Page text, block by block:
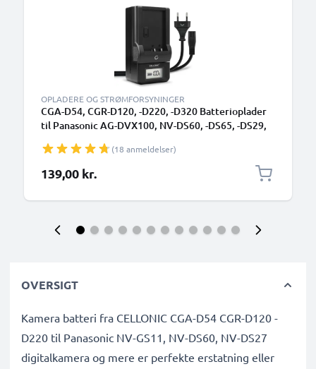
OPLADERE OG STRØMFORSYNINGER
CGA-D54, CGR-D120, -D220, -D320 Batterioplader
til Panasonic AG-DVX100, NV-DS60, -DS65, -DS29,
CELLONIC
(18 anmeldelser)
139,00 kr.
OVERSIGT
Kamera batteri fra CELLONIC CGA-D54 CGR-D120 -
D220 til Panasonic NV-GS11, NV-DS60, NV-DS27
digitalkamera og mere er perfekte erstatning eller